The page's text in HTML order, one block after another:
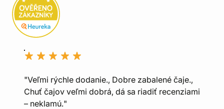
"Veľmi rýchle dodanie., Dobre zabalené čaje.,
Chuť čajov veľmi dobrá, dá sa riadiť recenziami
– neklamú."